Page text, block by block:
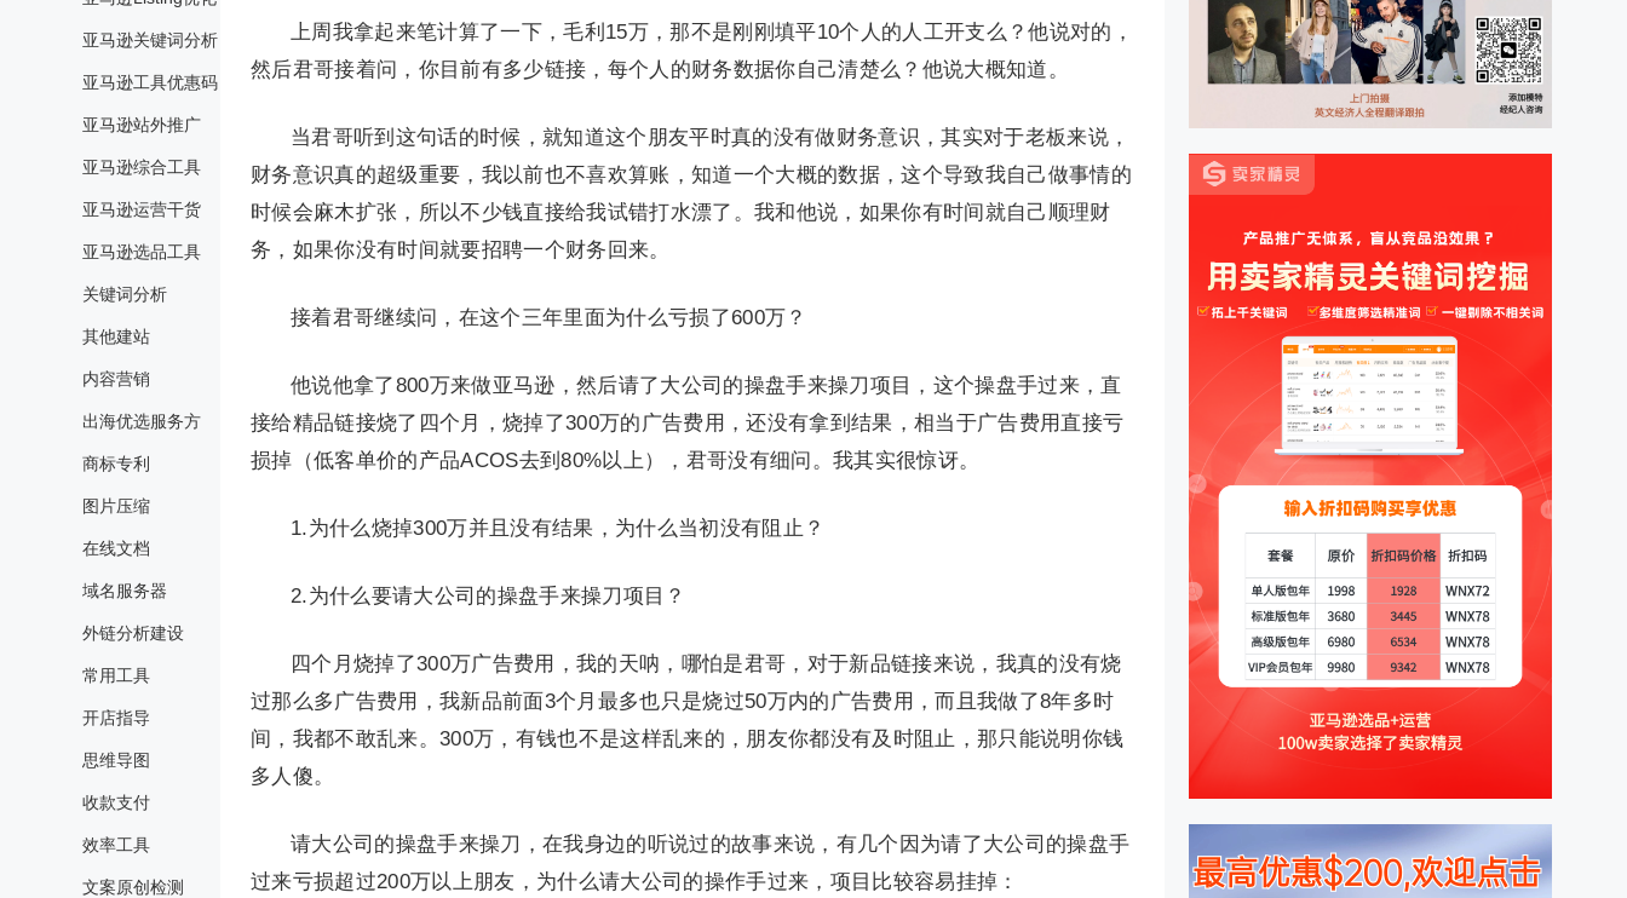
亚马逊关键词分析
亚马逊工具优惠码
亚马逊站外推广
亚马逊综合工具
亚马逊运营干货
亚马逊选品工具
关键词分析
其他建站
内容营销
出海优选服务方
商标专利
图片压缩
在线文档
域名服务器
外链分析建设
常用工具
开店指导
思维导图
收款支付
效率工具
文案原创检测
上周我拿起来笔计算了一下，毛利15万，那不是刚刚填平10个人的人工开支么？他说对的，
然后君哥接着问，你目前有多少链接，每个人的财务数据你自己清楚么？他说大概知道。
当君哥听到这句话的时候，就知道这个朋友平时真的没有做财务意识，其实对于老板来说，
财务意识真的超级重要，我以前也不喜欢算账，知道一个大概的数据，这个导致我自己做事情的
时候会麻木扩张，所以不少钱直接给我试错打水漂了。我和他说，如果你有时间就自己顺理财
务，如果你没有时间就要招聘一个财务回来。
接着君哥继续问，在这个三年里面为什么亏损了600万？
他说他拿了800万来做亚马逊，然后请了大公司的操盘手来操刀项目，这个操盘手过来，直
接给精品链接烧了四个月，烧掉了300万的广告费用，还没有拿到结果，相当于广告费用直接亏
损掉（低客单价的产品ACOS去到80%以上），君哥没有细问。我其实很惊讶。
1.为什么烧掉300万并且没有结果，为什么当初没有阻止？
2.为什么要请大公司的操盘手来操刀项目？
四个月烧掉了300万广告费用，我的天呐，哪怕是君哥，对于新品链接来说，我真的没有烧
过那么多广告费用，我新品前面3个月最多也只是烧过50万内的广告费用，而且我做了8年多时
间，我都不敢乱来。300万，有钱也不是这样乱来的，朋友你都没有及时阻止，那只能说明你钱
多人傻。
请大公司的操盘手来操刀，在我身边的听说过的故事来说，有几个因为请了大公司的操盘手
过来亏损超过200万以上朋友，为什么请大公司的操作手过来，项目比较容易挂掉：